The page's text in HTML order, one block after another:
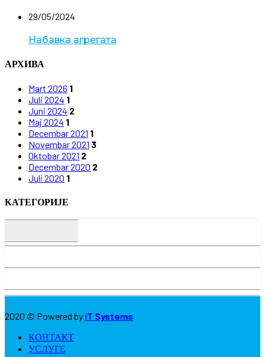
29/05/2024
Набавка агрегата
АРХИВА
Mart 2026 1
Juli 2024 1
Juni 2024 2
Maj 2024 1
Decembar 2021 1
Novembar 2021 3
Oktobar 2021 2
Decembar 2020 2
Juli 2020 1
КАТЕГОРИЈЕ
2020 © Powered by iT Systems
КОНТАКТ
УСЛУГЕ